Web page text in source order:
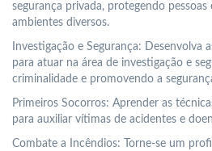
segurança privada, protegendo
ambientes diversos.
Investigação e Segurança: Desenvolva
para atuar na área de investigação e
criminalidade e promovendo a
Primeiros Socorros: Aprender as
para auxiliar vítimas de acidentes e
Combate a Incêndios: Torne-se um